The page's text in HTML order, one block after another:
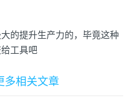
的提升生产力的，毕竟这种
工具吧
多相关文章